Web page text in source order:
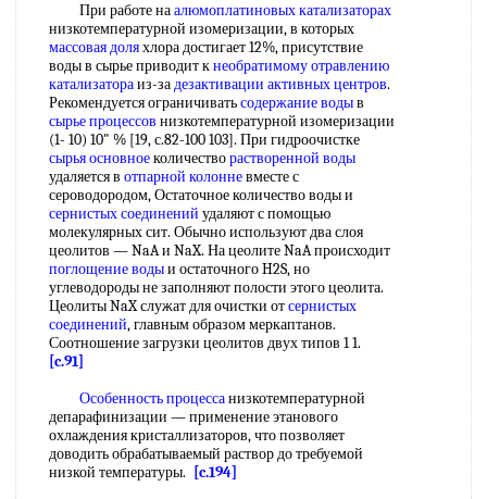
При работе наалюмоплатиновых катализаторах
низкотемпературной изомеризации, в которых
массовая доляхлора достигает 12%, присутствие
воды в сырье приводит кнеобратимому отравлению
катализатораиз-задезактивации активных центров.
Рекомендуется ограничиватьсодержание водыв
сырье процессов низкотемпературной изомеризации
(1- 10) 10" % [19, с.82-100 103]. При гидроочистке
сырья основноеколичестворастворенной воды
удаляется в отпарной колонневместе с
сероводородом, Остаточное количество воды и
сернистых соединений удаляют с помощью
молекулярных сит. Обычно используют два слоя
цеолитов — NaA и NaX. На цеолите NaA происходит
поглощение водыи остаточного H2S, но
углеводороды не заполняют полости этого цеолита.
Цеолиты NaX служат для очистки отсернистых
соединений, главным образом меркаптанов.
Соотношение загрузки цеолитов двух типов 1 1.
[c.91]
Особенность процессанизкотемпературной
депарафинизации — применение этанового
охлаждения кристаллизаторов, что позволяет
доводить обрабатываемый раствор до требуемой
низкой температуры.
[c.194]